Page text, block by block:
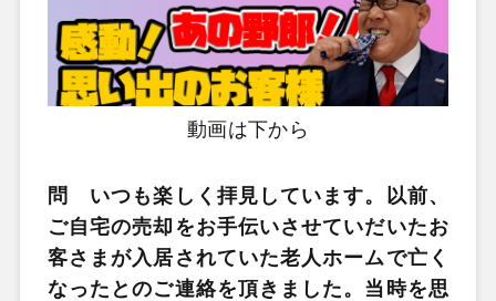
動画は下から
問 いつも楽しく拝見しています。以前、
ご自宅の売却をお手伝いさせていだいたお
客さまが入居されていた老人ホームで亡く
なったとのご連絡を頂きました。当時を思